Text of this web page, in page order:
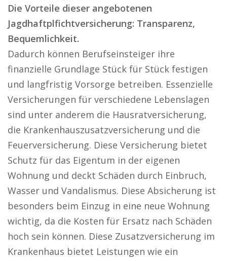
Die Vorteile dieser angebotenen
Jagdhaftplfichtversicherung: Transparenz,
Bequemlichkeit.
Dadurch können Berufseinsteiger ihre
finanzielle Grundlage Stück für Stück festigen
und langfristig Vorsorge betreiben. Essenzielle
Versicherungen für verschiedene Lebenslagen
sind unter anderem die Hausratversicherung,
die Krankenhauszusatzversicherung und die
Feuerversicherung. Diese Versicherung bietet
Schutz für das Eigentum in der eigenen
Wohnung und deckt Schäden durch Einbruch,
Wasser und Vandalismus. Diese Absicherung ist
besonders beim Einzug in eine neue Wohnung
wichtig, da die Kosten für Ersatz nach Schäden
hoch sein können. Diese Zusatzversicherung im
Krankenhaus bietet Leistungen wie ein